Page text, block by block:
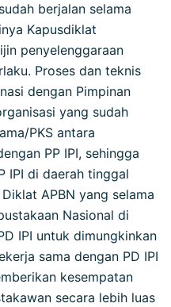
berjalan selama
Kapusdiklat
penyelenggaraan
Proses dan teknis
dengan Pimpinan
yang sudah
PKS antara
PP IPI, sehingga
IPI di daerah tinggal
APBN yang selama
Nasional di
IPI untuk dimungkinkan
sama dengan PD IPI
kesempatan
secara lebih luas